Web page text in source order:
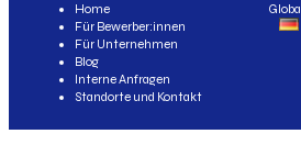
Home
Für Bewerber:innen
Für Unternehmen
Blog
Interne Anfragen
Standorte und Kontakt